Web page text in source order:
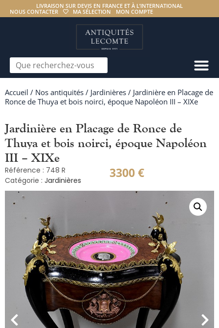
LIVRAISON SUR DEVIS EN FRANCE ET À L’INTERNATIONAL
NOUS CONTACTER
MA SÉLECTION MON COMPTE
Accueil / Nos antiquités / Jardinières / Jardinière en Placage de
Ronce de Thuya et bois noirci, époque Napoléon III – XIXe
Jardinière en Placage de Ronce de
Thuya et bois noirci, époque Napoléon
III – XIXe
Référence : 748 R
Catégorie : Jardinières 3300€